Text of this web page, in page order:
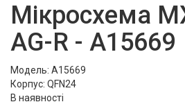
Мікросхема
AG-R - A15669
Модель: A15669
Корпус: QFN24
В наявності